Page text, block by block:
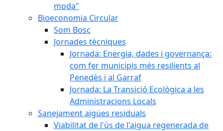
moda"
Bioeconomia Circular
Som Bosc
Jornades tècniques
Jornada: Energia, dades i governança:
com fer municipis més resilients al
Penedès i al Garraf
Jornada: La Transició Ecològica a les
Administracions Locals
Sanejament aigües residuals
Viabilitat de l'ús de l'aigua regenerada de